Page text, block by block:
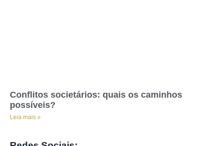
Conflitos societários: quais os caminhos
possíveis?
Leia mais »